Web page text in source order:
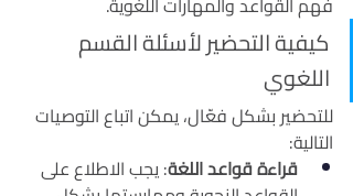
كيفية التحضير لأسئلة القسم
اللغوي
للتحضير بشكل فعّال، يمكن اتباع التوصيات
التالية:
قراءة قواعد اللغة: يجب الاطلاع على